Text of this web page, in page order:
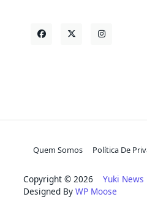
Quem Somos Política De
Copyright © 2026 Yuki News
Designed By WP Moose